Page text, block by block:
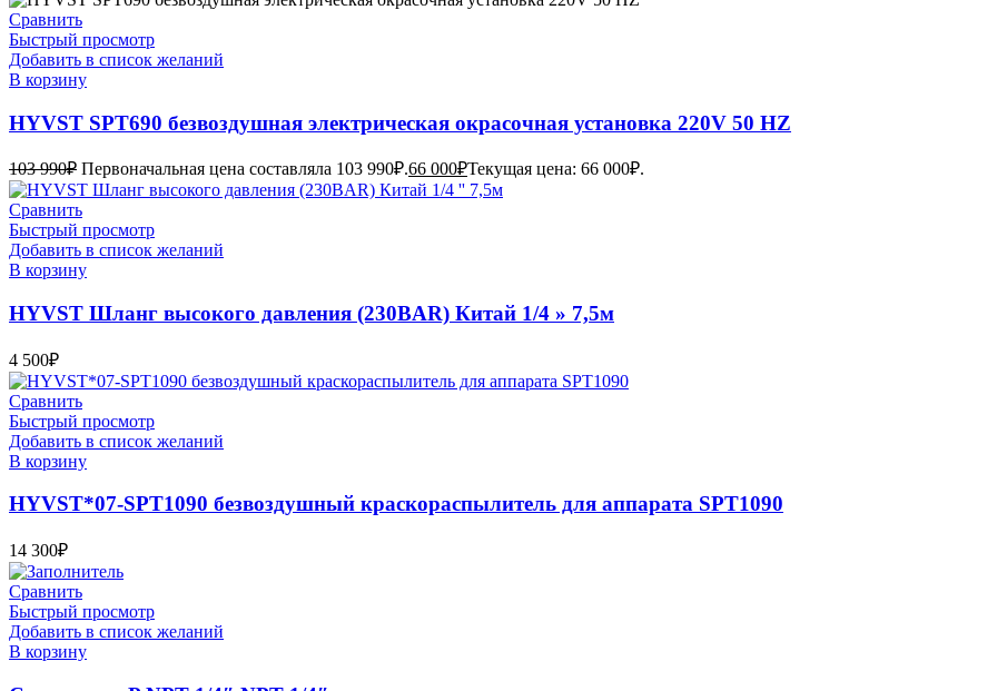
Сравнить
Быстрый просмотр
Добавить в список желаний
В корзину
HYVST SPT690 безвоздушная электрическая окрасочная установка 220V 50 HZ
103 990₽ Первоначальная цена составляла 103 990₽.66 000₽Текущая цена: 66 000₽.
Сравнить
Быстрый просмотр
Добавить в список желаний
В корзину
HYVST Шланг высокого давления (230BAR) Китай 1/4 » 7,5м
4 500₽
Сравнить
Быстрый просмотр
Добавить в список желаний
В корзину
HYVST*07-SPT1090 безвоздушный краскораспылитель для аппарата SPT1090
14 300₽
Сравнить
Быстрый просмотр
Добавить в список желаний
В корзину